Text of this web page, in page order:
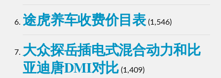
途虎养车收费价目表 (1,546)
大众探岳插电式混合动力和比
亚迪唐DMI对比 (1,409)